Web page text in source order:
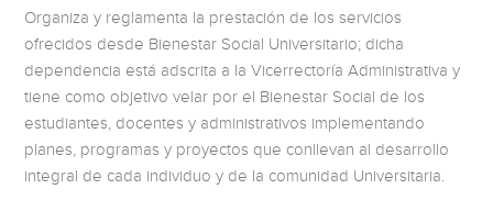
Organiza y reglamenta la prestación de los servicios
ofrecidos desde Bienestar Social Universitario; dicha
dependencia está adscrita a la Vicerrectoría Administrativa y
tiene como objetivo velar por el Bienestar Social de los
estudiantes, docentes y administrativos implementando
planes, programas y proyectos que conllevan al desarrollo
integral de cada individuo y de la comunidad Universitaria.